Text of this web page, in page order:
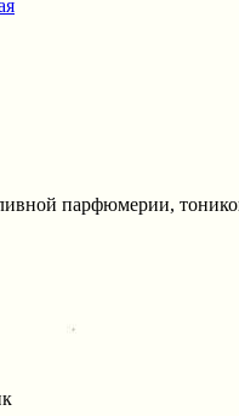
парфюмерии,